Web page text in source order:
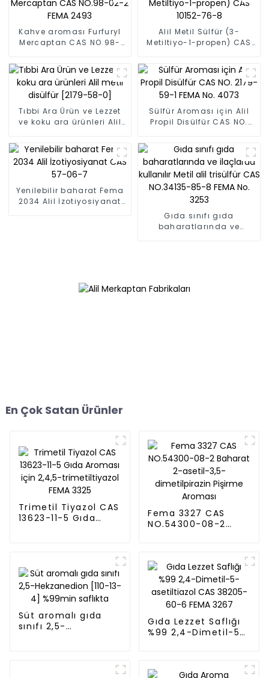
Kahve aroması Furfuryl
Mercaptan CAS NO.98-
Alil Metil Sülfür (3-
Metiltiyo-1-propen) CAS
Tıbbi Ara Ürün ve Lezzet
ve koku ara ürünleri Alil
0]
Sülfür Aroması için Alil
Propil Disülfür CAS NO.
Yenilebilir baharat Fema
2034 Alil İzotiyosiyanat
Gıda sınıfı gıda
baharatlarında ve
En Çok Satan Ürünler
Trimetil Tiyazol CAS
13623-11-5 Gıda
Fema 3327 CAS
NO.54300-08-2
Süt aromalı gıda
sınıfı 2,5-
Gıda Lezzet Saflığı
%99 2,4-Dimetil-5-